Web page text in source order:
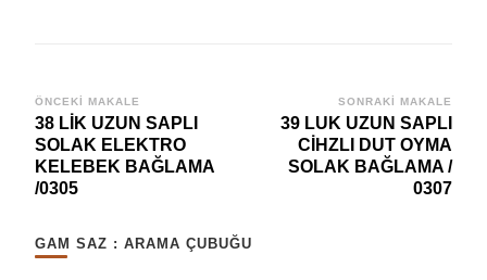
Yazı
dolaşımı
ÖNCEKI MAKALE
38 LİK UZUN SAPLI
SOLAK ELEKTRO
KELEBEK BAĞLAMA
/0305
SONRAKI MAKALE
39 LUK UZUN SAPLI
CİHZLI DUT OYMA
SOLAK BAĞLAMA /
0307
GAM SAZ : ARAMA ÇUBUĞU